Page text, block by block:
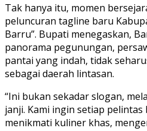
Tak hanya itu, momen
peluncuran tagline baru
Barru”. Bupati menegaskan,
panorama pegunungan,
pantai yang indah, tidak
sebagai daerah lintasan.
“Ini bukan sekadar slogan,
janji. Kami ingin setiap
menikmati kuliner khas,